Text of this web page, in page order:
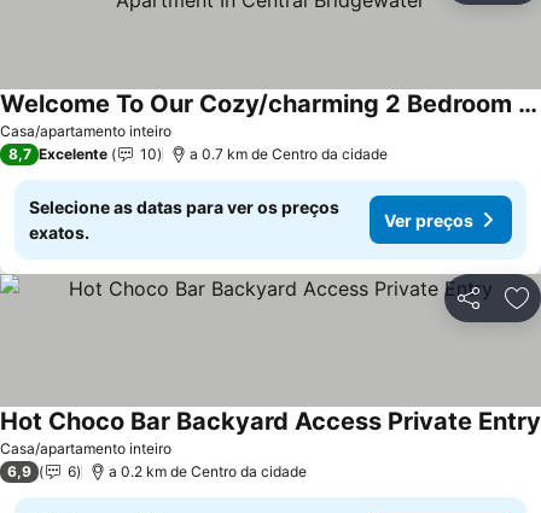
Casa/apartamento inteiro
Welcome To Our Cozy/charming 2 Bedroom 1 Bath Apartment In Central Bridgewater
8,7 Excelente 10 a 0.7 km de Centro da cidade
Selecione as datas para ver os preços
exatos.
Ver preços
Partilhar
Casa/apartamento inteiro
Hot Choco Bar Backyard Access Private Entry
6,9 6 a 0.2 km de Centro da cidade